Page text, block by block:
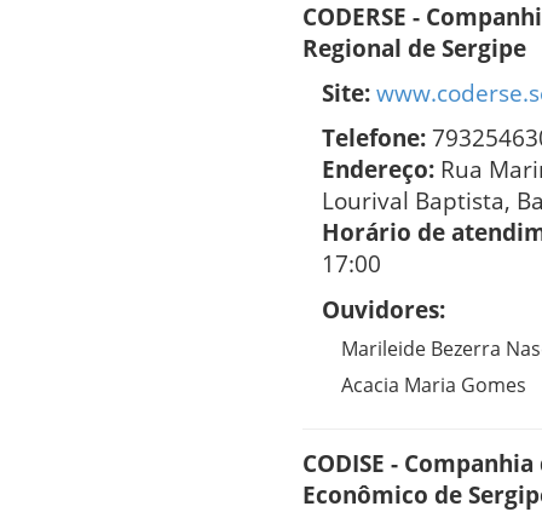
CODERSE -
Regional de Sergipe
Site:
Telefone:
Endereço: Rua
Lourival Baptista,
Horário de
17:00
Ouvidores:
Marileide Bezerra
Acacia Maria Gomes
CODISE -
Econômico de